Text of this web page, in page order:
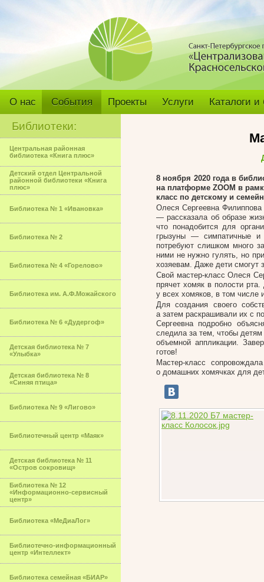
О нас События Проекты Услуги Каталоги
Библиотеки:
Центральная районная
библиотека «Книга плюс»
Детский отдел Центральной
районной библиотеки «Книга
плюс»
Библиотека № 1 «Ивановка»
Библиотека № 2
Библиотека № 4 «Горелово»
Библиотека им. А.Ф.Можайского
Библиотека № 6 «Дудергоф»
Детская библиотека № 7
«Улыбка»
Детская библиотека № 8
«Синяя птица»
Библиотека № 9 «Лигово»
Библиотечный центр «Маяк»
Детская библиотека № 11
«Остров сокровищ»
Библиотека № 12
«Информационно-сервисный
центр»
Библиотека «МеДиаЛог»
Библиотечно-информационный
центр «Интеллект»
Библиотека семейная «БИАР»
8 ноября 2020 года в
на платформе ZOOM в
класс по детскому и
Олеся Сергеевна
— рассказала об образе
что понадобится для
грызуны — симпатичные и
потребуют слишком много
ними не нужно гулять, но
хозяевам. Даже дети смогут
Свой мастер-класс Олеся
прячет хомяк в полости
у всех хомяков, в том числе
Для создания своего
а затем раскрашивали их с
Сергеевна подробно
следила за тем, чтобы детям
объемной аппликации.
готов!
Мастер-класс
о домашних хомячках для